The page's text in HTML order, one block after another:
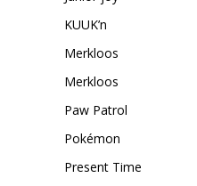
KUUK’n
Merkloos
Merkloos
Paw Patrol
Pokémon
Present Time